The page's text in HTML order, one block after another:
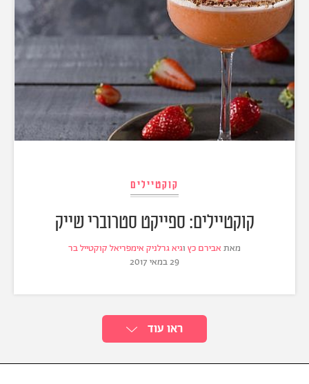
קוקטיילים
קוקטיילים: ספייקט סטרוברי שייק
מאת אבירם כץ וגיא גרלניק אימפריאל קוקטייל בר
29 במאי 2017
ראו עוד